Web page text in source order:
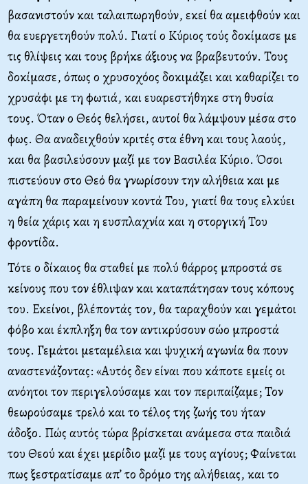
βασανιστούν και ταλαιπωρηθούν, εκεί θα αμειφθούν και
θα ευεργετηθούν πολύ. Γιατί ο Κύριος τούς δοκίμασε με
τις θλίψεις και τους βρήκε άξιους να βραβευτούν. Τους
δοκίμασε, όπως ο χρυσοχόος δοκιμάζει και καθαρίζει το
χρυσάφι με τη φωτιά, και ευαρεστήθηκε στη θυσία
τους. Όταν ο Θεός θελήσει, αυτοί θα λάμψουν μέσα στο
φως. Θα αναδειχθούν κριτές στα έθνη και τους λαούς,
και θα βασιλεύσουν μαζί με τον Βασιλέα Κύριο. Όσοι
πιστεύουν στο Θεό θα γνωρίσουν την αλήθεια και με
αγάπη θα παραμείνουν κοντά Του, γιατί θα τους ελκύει
η θεία χάρις και η ευσπλαχνία και η στοργική Του
φροντίδα.
Τότε ο δίκαιος θα σταθεί με πολύ θάρρος μπροστά σε
κείνους που τον έθλιψαν και καταπάτησαν τους κόπους
του. Εκείνοι, βλέποντάς τον, θα ταραχθούν και γεμάτοι
φόβο και έκπληξη θα τον αντικρύσουν σώο μπροστά
τους. Γεμάτοι μεταμέλεια και ψυχική αγωνία θα πουν
αναστενάζοντας: «Αυτός δεν είναι που κάποτε εμείς οι
ανόητοι τον περιγελούσαμε και τον περιπαίζαμε; Τον
θεωρούσαμε τρελό και το τέλος της ζωής του ήταν
άδοξο. Πώς αυτός τώρα βρίσκεται ανάμεσα στα παιδιά
του Θεού και έχει μερίδιο μαζί με τους αγίους; Φαίνεται
πως ξεστρατίσαμε απ’ το δρόμο της αλήθειας, και το